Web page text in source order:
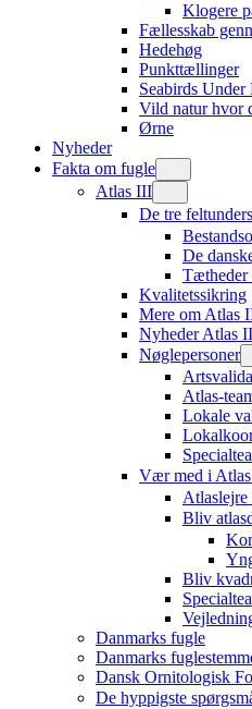
Klogere
Fællesskab
Hedehøg
Punkttællinger
Seabirds Under
Vild natur hvor
Ørne
Nyheder
Fakta om fugle
Atlas III
De tre
De
Tætheder
Kvalitetssikring
Mere om Atlas
Nyheder Atlas
Nøglepersoner
Atlas-
Lokale
Vær med i
Atlaslejre
Bliv
Bliv
Danmarks fugle
Danmarks
Dansk Ornitologisk
De hyppigste